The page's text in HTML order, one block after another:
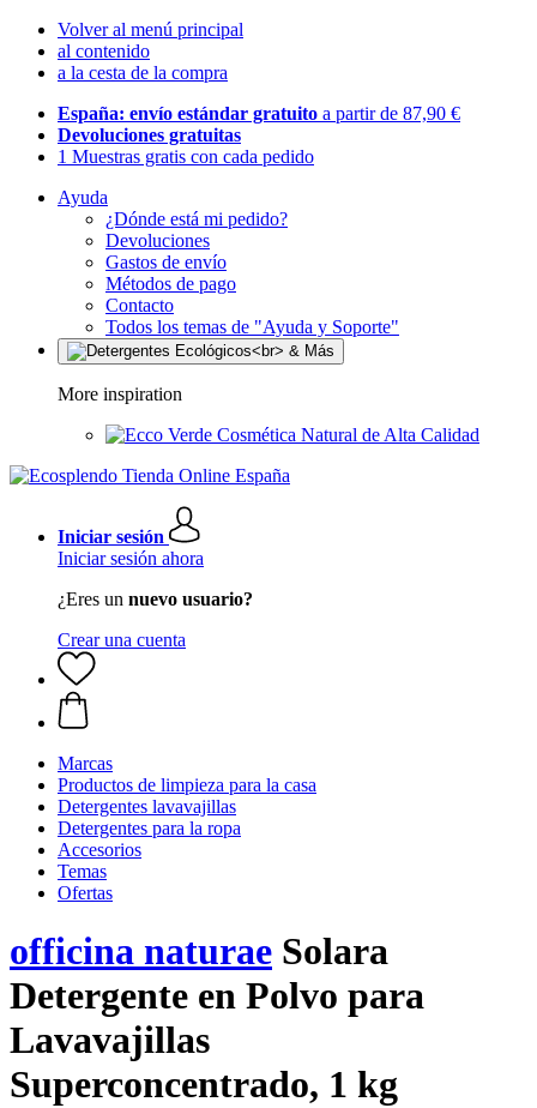
Volver al menú principal
al contenido
a la cesta de la compra
España: envío estándar gratuito a partir de 87,90 €
Devoluciones gratuitas
1 Muestras gratis con cada pedido
Ayuda
¿Dónde está mi pedido?
Devoluciones
Gastos de envío
Métodos de pago
Contacto
Todos los temas de "Ayuda y Soporte"
More inspiration
Cosmética Natural de Alta Calidad
Iniciar sesión
Iniciar sesión ahora
¿Eres un nuevo usuario?
Crear una cuenta
Marcas
Productos de limpieza para la casa
Detergentes lavavajillas
Detergentes para la ropa
Accesorios
Temas
Ofertas
officina naturae Solara
Detergente en Polvo para
Lavavajillas
Superconcentrado, 1 kg